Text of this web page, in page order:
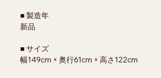
■ 製造年
新品
■ サイズ
幅149cm × 奥行61cm × 高さ122cm